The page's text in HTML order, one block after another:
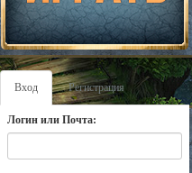
Вход Регистрация
Логин или Почта: